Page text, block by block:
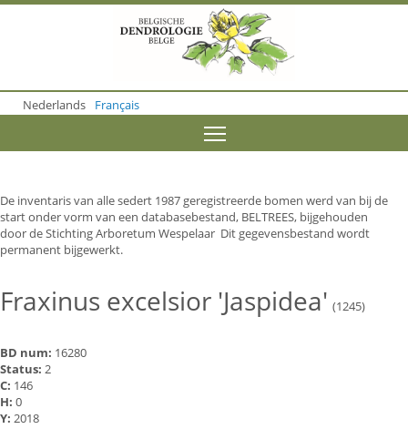
o
m
o
n
t
e
n
Nederlands Français
De inventaris van alle sedert 1987 geregistreerde bomen werd van bij de
start onder vorm van een databasebestand, BELTREES, bijgehouden
door de Stichting Arboretum Wespelaar Dit gegevensbestand wordt
permanent bijgewerkt.
Fraxinus excelsior 'Jaspidea' (1245)
BD num: 16280
Status: 2
C: 146
H: 0
Y: 2018